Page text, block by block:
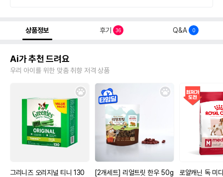
상품정보 후기 36 Q&A 0
Ai가 추천 드려요
우리 아이를 위한 맞춤 취향 저격 상품
그리니즈 오리지널 티니 130
[2개세트] 리얼트릿 한우 50g
로얄캐닌 독 미